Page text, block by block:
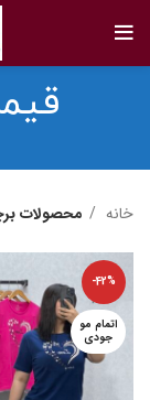
خانه محصولات
-42%
اتمام مو
جودی